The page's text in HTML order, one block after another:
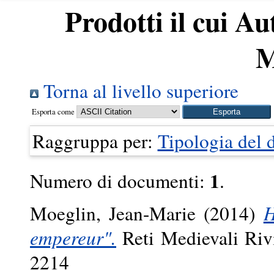
Prodotti il cui
Torna al livello superiore
Esporta come
Raggruppa per: Tipologia del
Numero di documenti: 1.
Moeglin, Jean-Marie (2014)
empereur". Reti Medievali
2214